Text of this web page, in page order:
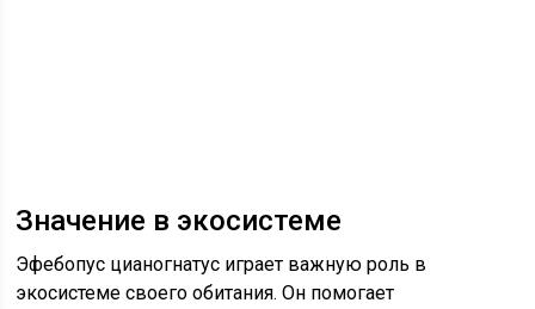
Значение в экосистеме
Эфебопус цианогнатус играет важную роль в
экосистеме своего обитания. Он помогает